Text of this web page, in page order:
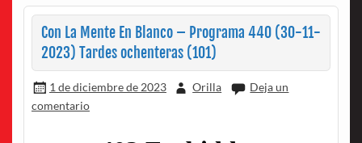
Con La Mente En Blanco – Programa 440 (30-11-
2023) Tardes ochenteras (101)
1 de diciembre de 2023 Orilla
Deja un
comentario